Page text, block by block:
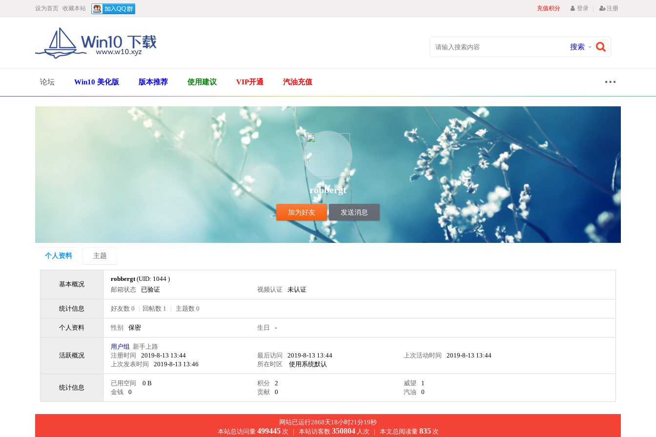
设为首页 收藏本站 充值积分 登录 | 注册
搜索
论坛 Win10 美化版 版本推荐 使用建议 VIP开通 汽油充值
robbergt
加为好友 发送消息
个人资料 主题
基本概况
robbergt(UID: 1044 )
邮箱状态
已验证 视频认证 未认证
统计信息 好友数 0 | 回帖数 1 | 主题数 0
个人资料 性别 保密 生日 -
活跃概况
用户组 新手上路
注册时间
2019-8-13 13:44 最后访问 2019-8-13 13:44 上次活动时间
2019-8-13 13:44
上次发表时间
2019-8-13 13:46 所在时区 使用系统默认
统计信息
已用空间 0 B 积分 2 威望
1
金钱
0 贡献 0 汽油 0
网站已运行2868天18小时21分19秒
本站总访问量 499445次 | 本站访客数 350804人次 | 本文总阅读量 835次